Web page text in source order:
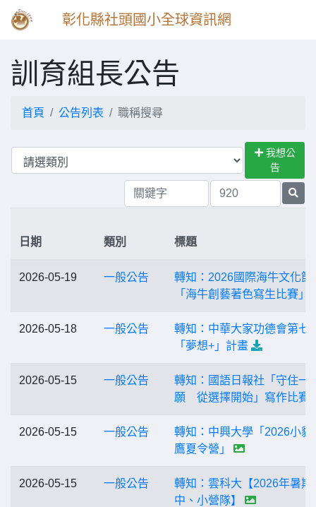
彰化縣社頭國小全球資訊網
訓育組長公告
首頁 公告列表 職稱搜尋
我想公
告
日期 類別 標題
2026-05-19 一般公告
轉知：2026國際海牛文化節
「海牛創藝著色寫生比賽」
2026-05-18 一般公告
轉知：中華大家功德會第七
「夢想+」計畫
2026-05-15 一般公告
轉知：國語日報社「守住一
願 從選擇開始」寫作比賽
2026-05-15 一般公告
轉知：中興大學「2026小貓
鷹夏令營」
2026-05-15 一般公告
轉知：雲科大【2026年暑期
中、小營隊】